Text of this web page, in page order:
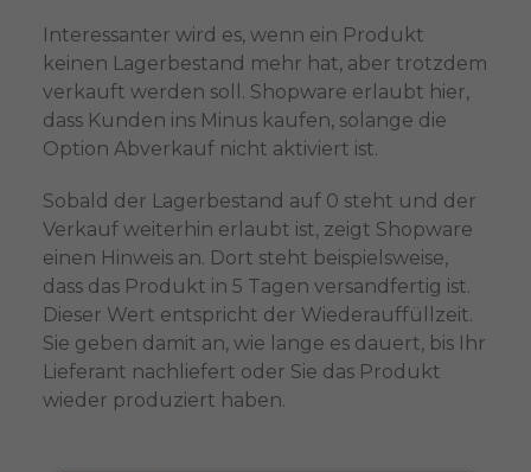
Interessanter wird es, wenn ein Produkt
keinen Lagerbestand mehr hat, aber trotzdem
verkauft werden soll. Shopware erlaubt hier,
dass Kunden ins Minus kaufen, solange die
Option Abverkauf nicht aktiviert ist.
Sobald der Lagerbestand auf 0 steht und der
Verkauf weiterhin erlaubt ist, zeigt Shopware
einen Hinweis an. Dort steht beispielsweise,
dass das Produkt in 5 Tagen versandfertig ist.
Dieser Wert entspricht der Wiederauffüllzeit.
Sie geben damit an, wie lange es dauert, bis Ihr
Lieferant nachliefert oder Sie das Produkt
wieder produziert haben.